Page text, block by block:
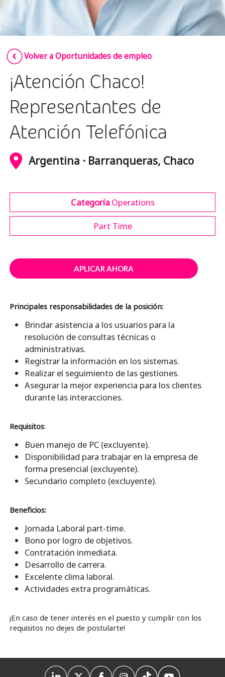
Insurance
Retail and e-commerce
Technology
Volver a Oportunidades de empleo
¡Atención Chaco!
Representantes de
Atención Telefónica
Argentina · Barranqueras, Chaco
CategoríaOperations
Part Time
APLICAR AHORA
Principales responsabilidades de la posición:
Brindar asistencia a los usuarios para la
resolución de consultas técnicas o
administrativas.
Registrar la información en los sistemas.
Realizar el seguimiento de las gestiones.
Asegurar la mejor experiencia para los clientes
durante las interacciones.
Requisitos:
Buen manejo de PC (excluyente).
Disponibilidad para trabajar en la empresa de
forma presencial (excluyente).
Secundario completo (excluyente).
Beneficios:
Jornada Laboral part-time.
Bono por logro de objetivos.
Contratación inmediata.
Desarrollo de carrera.
Excelente clima laboral.
Actividades extra programáticas.
¡En caso de tener interés en el puesto y cumplir con los
requisitos no dejes de postularte!